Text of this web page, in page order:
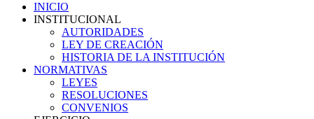
INICIO
INSTITUCIONAL
AUTORIDADES
LEY DE CREACIÓN
HISTORIA DE LA INSTITUCIÓN
NORMATIVAS
LEYES
RESOLUCIONES
CONVENIOS